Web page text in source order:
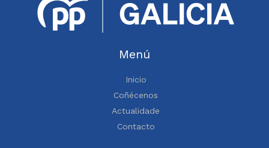
Menú
Inicio
Coñécenos
Actualidade
Contacto